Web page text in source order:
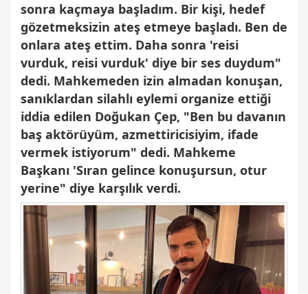
sonra kaçmaya başladım. Bir kişi, hedef
gözetmeksizin ateş etmeye başladı. Ben de
onlara ateş ettim. Daha sonra 'reisi
vurduk, reisi vurduk' diye bir ses duydum"
dedi. Mahkemeden izin almadan konuşan,
sanıklardan silahlı eylemi organize ettiği
iddia edilen Doğukan Çep, "Ben bu davanın
baş aktörüyüm, azmettiricisiyim, ifade
vermek istiyorum" dedi. Mahkeme
Başkanı 'Sıran gelince konuşursun, otur
yerine" diye karşılık verdi.